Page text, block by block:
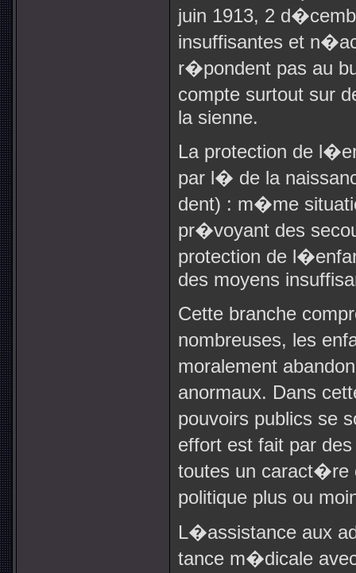
juin 1913, 2
insuffisantes et
r�pondent pas au
compte surtout sur
la sienne.
La protection de
par l� de la
dent) : m�me
pr�voyant des
protection de
des moyens
Cette branche
nombreuses, les
moralement
anormaux. Dans
pouvoirs publics se
effort est fait par
toutes un caract�re
politique plus ou
L�assistance aux
tance m�dicale